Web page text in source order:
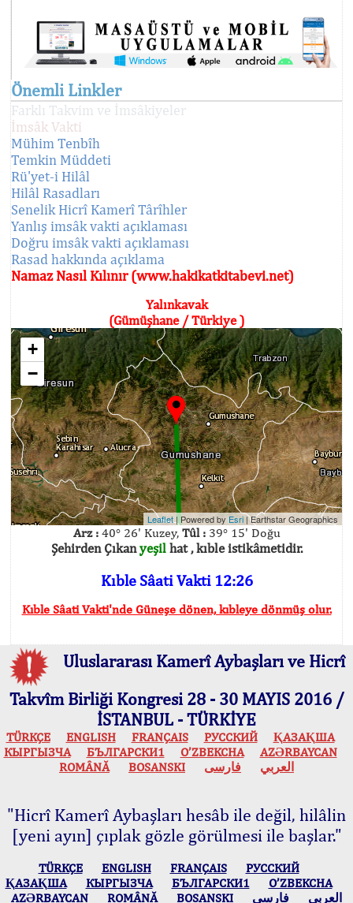
Önemli Linkler
Farklı Takvim ve İmsâkiyeler
İmsâk Vakti
Mühim Tenbîh
Temkin Müddeti
Rü'yet-i Hilâl
Hilâl Rasadları
Senelik Hicrî Kamerî Târîhler
Yanlış imsâk vakti açıklaması
Doğru imsâk vakti açıklaması
Rasad hakkında açıklama
Namaz Nasıl Kılınır (www.hakikatkitabevi.net)
Yalınkavak
(Gümüşhane / Türkiye )
+
−
Leaflet | Powered by Esri|Earthstar Geographics
Arz :40° 26' Kuzey, Tûl :39° 15' Doğu
Şehirden Çıkanyeşilhat , kıble istikâmetidir.
Kıble Sâati Vakti 12:26
Kıble Sâati Vakti'nde Güneşe dönen, kıbleye dönmüş olur.
Uluslararası Kamerî Aybaşları ve Hicrî
Takvîm Birliği Kongresi 28 - 30 MAYIS 2016 /
İSTANBUL - TÜRKİYE
TÜRKÇE ENGLISH FRANÇAIS РУССКИЙ
ҚАЗАҚША
КЫPГЫЗЧA
БЪЛГАРСКИ1 O’ZBEKCHA
AZӘRBAYCAN
ROMÂNĂ
BOSANSKI العربي فارسی
"Hicrî Kamerî Aybaşları hesâb ile değil, hilâlin
[yeni ayın] çıplak gözle görülmesi ile başlar."
TÜRKÇE ENGLISH FRANÇAIS
РУССКИЙ
ҚАЗАҚША
КЫPГЫЗЧA БЪЛГАРСКИ1
O’ZBEKCHA
AZӘRBAYCAN
ROMÂNĂ BOSANSKI العربي فارسی